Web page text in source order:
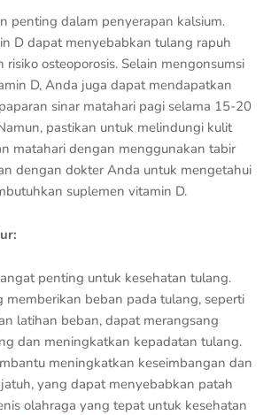
penting dalam penyerapan kalsium.
D dapat menyebabkan tulang rapuh
osteoporosis. Selain mengonsumsi
D, Anda juga dapat mendapatkan
sinar matahari pagi selama 15-20
pastikan untuk melindungi kulit
matahari dengan menggunakan tabir
dengan dokter Anda untuk mengetahui
suplemen vitamin D.
penting untuk kesehatan tulang.
memberikan beban pada tulang, seperti
latihan beban, dapat merangsang
dan meningkatkan kepadatan tulang.
meningkatkan keseimbangan dan
yang dapat menyebabkan patah
olahraga yang tepat untuk kesehatan